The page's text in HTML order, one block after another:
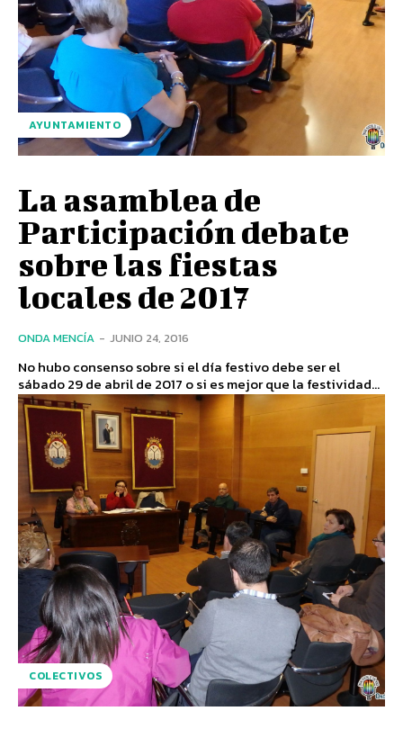
AYUNTAMIENTO
La asamblea de
Participación debate
sobre las fiestas
locales de 2017
ONDA MENCÍA - JUNIO 24, 2016
No hubo consenso sobre si el día festivo debe ser el
sábado 29 de abril de 2017 o si es mejor que la festividad...
COLECTIVOS